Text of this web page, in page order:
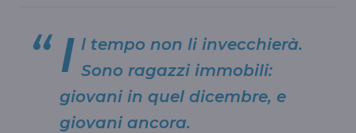
I l tempo non li invecchierà.
Sono ragazzi immobili:
giovani in quel dicembre, e
giovani ancora.